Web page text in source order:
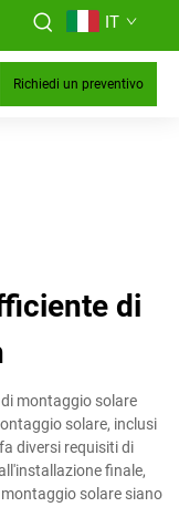
IT
Richiedi un preventivo
di
montaggio solare
solare, inclusi
diversi requisiti di
finale,
solare siano